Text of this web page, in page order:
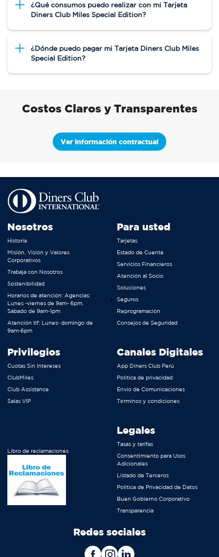
¿Qué consumos puedo realizar con mi Tarjeta
Diners Club Miles Special Edition?
¿Dónde puedo pagar mi Tarjeta Diners Club Miles
Special Edition?
Costos Claros y Transparentes
Ver información contractual
Nosotros
Historia
Misión, Visión y Valores
Corporativos
Trabaja con Nosotros
Sostenibilidad
Horarios de atención: Agencias:
Lunes -viernes de 9am- 6pm.
Sábado de 9am-1pm
Atención tlf: Lunes- domingo de
9am-6pm
Para usted
Tarjetas
Estado de Cuenta
Servicios Financieros
Atención al Socio
Soluciones
Seguros
Reprogramación
Consejos de Seguridad
Privilegios
Cuotas Sin Intereses
ClubMiles
Club Assistance
Salas VIP
Canales Digitales
App Diners Club Perú
Política de privacidad
Envío de Comunicaciones
Términos y condiciones
Legales
Tasas y tarifas
Consentimiento para Usos
Adicionales
Listado de Terceros
Política de Privacidad de Datos
Buen Gobierno Corporativo
Transparencia
Redes sociales
Libro de reclamaciones